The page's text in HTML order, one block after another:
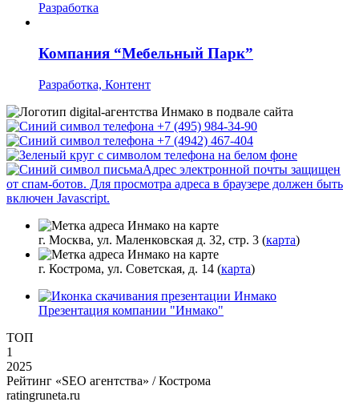
Разработка
Компания “Мебельный Парк”
Разработка, Контент
+7 (495) 984-34-90
+7 (4942) 467-404
Адрес электронной почты защищен
от спам-ботов. Для просмотра адреса в браузере должен быть
включен Javascript.
г. Москва, ул. Маленковская д. 32, стр. 3 (карта)
г. Кострома, ул. Советская, д. 14 (карта)
Презентация компании "Инмако"
ТОП
1
2025
Рейтинг «SEO агентства» / Кострома
ratingruneta.ru